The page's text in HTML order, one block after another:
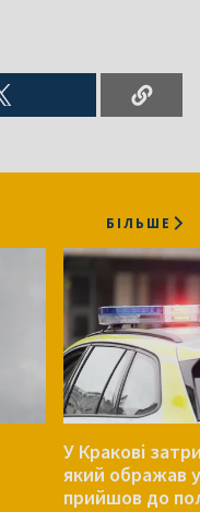
БІЛЬШЕ
У Кракові
який ображав
прийшов до